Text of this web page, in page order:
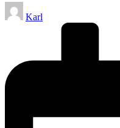
Posted
by
Karl